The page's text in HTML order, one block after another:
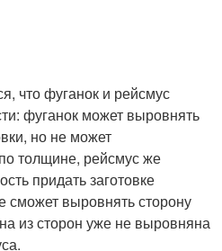
что фуганок и рейсмус
фуганок может выровнять
но не может
толщине, рейсмус же
придать заготовке
сможет выровнять сторону
из сторон уже не выровняна